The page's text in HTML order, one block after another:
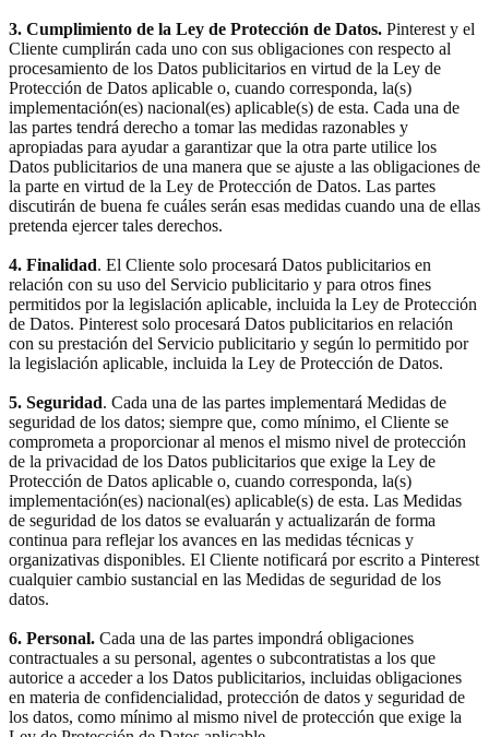
3. Cumplimiento de la Ley de Protección de Datos. Pinterest y el
Cliente cumplirán cada uno con sus obligaciones con respecto al
procesamiento de los Datos publicitarios en virtud de la Ley de
Protección de Datos aplicable o, cuando corresponda, la(s)
implementación(es) nacional(es) aplicable(s) de esta. Cada una de
las partes tendrá derecho a tomar las medidas razonables y
apropiadas para ayudar a garantizar que la otra parte utilice los
Datos publicitarios de una manera que se ajuste a las obligaciones de
la parte en virtud de la Ley de Protección de Datos. Las partes
discutirán de buena fe cuáles serán esas medidas cuando una de ellas
pretenda ejercer tales derechos.
4. Finalidad. El Cliente solo procesará Datos publicitarios en
relación con su uso del Servicio publicitario y para otros fines
permitidos por la legislación aplicable, incluida la Ley de Protección
de Datos. Pinterest solo procesará Datos publicitarios en relación
con su prestación del Servicio publicitario y según lo permitido por
la legislación aplicable, incluida la Ley de Protección de Datos.
5. Seguridad. Cada una de las partes implementará Medidas de
seguridad de los datos; siempre que, como mínimo, el Cliente se
comprometa a proporcionar al menos el mismo nivel de protección
de la privacidad de los Datos publicitarios que exige la Ley de
Protección de Datos aplicable o, cuando corresponda, la(s)
implementación(es) nacional(es) aplicable(s) de esta. Las Medidas
de seguridad de los datos se evaluarán y actualizarán de forma
continua para reflejar los avances en las medidas técnicas y
organizativas disponibles. El Cliente notificará por escrito a Pinterest
cualquier cambio sustancial en las Medidas de seguridad de los
datos.
6. Personal. Cada una de las partes impondrá obligaciones
contractuales a su personal, agentes o subcontratistas a los que
autorice a acceder a los Datos publicitarios, incluidas obligaciones
en materia de confidencialidad, protección de datos y seguridad de
los datos, como mínimo al mismo nivel de protección que exige la